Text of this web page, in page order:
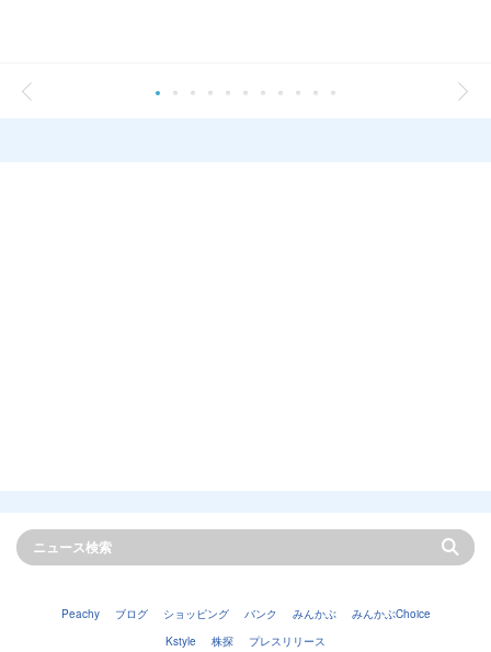
Peachy ブログ ショッピング バンク みんかぶ
みんかぶChoice
Kstyle
株探 プレスリリース